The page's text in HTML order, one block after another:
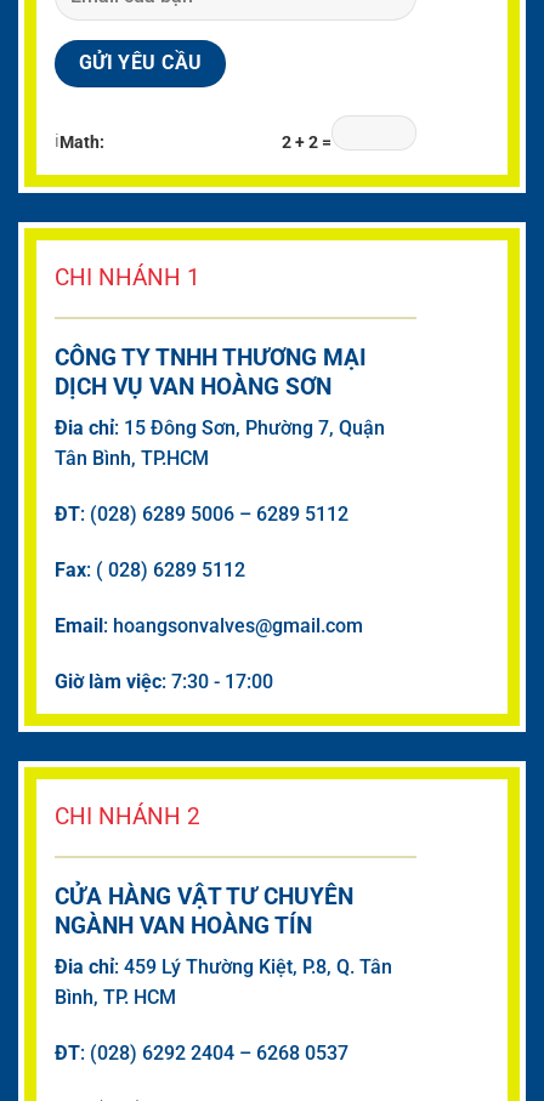
ℹMath: 2 + 2 =
CHI NHÁNH 1
CÔNG TY TNHH THƯƠNG MẠI
DỊCH VỤ VAN HOÀNG SƠN
Đia chỉ: 15 Đông Sơn, Phường 7, Quận
Tân Bình, TP.HCM
ĐT: (028) 6289 5006 – 6289 5112
Fax: ( 028) 6289 5112
Email: hoangsonvalves@gmail.com
Giờ làm việc: 7:30 - 17:00
CHI NHÁNH 2
CỬA HÀNG VẬT TƯ CHUYÊN
NGÀNH VAN HOÀNG TÍN
Đia chỉ: 459 Lý Thường Kiệt, P.8, Q. Tân
Bình, TP. HCM
ĐT: (028) 6292 2404 – 6268 0537